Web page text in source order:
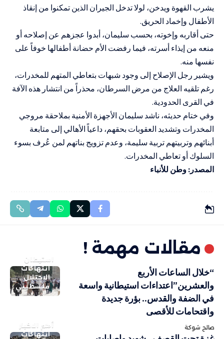
يشرب القهوة ويدخن، لولا تدخل الجيران الذين تمكنوا من إنقاذ
الأطفال وإخماد الحريق.
حتى أقاربه وإخوته، بحسب سليمان، أبدوا عجزهم عن إصلاحه أو
منعه من إيذاء أسرته، فيما رفضت الأم حضانة أطفالها خوفاً على
نفسها منه.
ويشير رجل الإصلاح إلى وجود شبهات بتعاطي المتهم للمخدرات،
رغم تلقيه العلاج من مرض السرطان، محذراً من انتشار هذه الآفة
في القرى الحدودية.
وفي ختام حديثه، ناشد سليمان الأجهزة الأمنية بملاحقة مروجي
المخدرات وتشديد العقوبات بحقهم، داعياً الأهالي إلى متابعة
أبنائهم وتربيتهم تربية سليمة، وعدم تزويج بناتهم لمن عُرف بسوء
السلوك أو تعاطي المخدرات.
المصدر: وطن للأنباء
مقالات مهمة !
استيطان
انتهاكات
الاحتلال
فلسطيني
“خلال الساعات الأربع
والعشرين”اعتداءات استيطانية واسعة
في الضفة والقدس.. بؤرة جديدة
واقتحامات للأقصى
صالح شوكة
أهم الاخبار
انتهاكات